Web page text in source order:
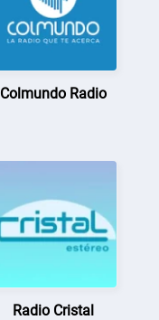
Colmundo Radio
Radio Cristal